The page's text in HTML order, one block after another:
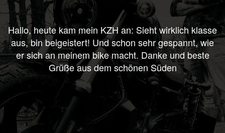
kam mein KZH an: Sieht wirklich klasse
Und schon sehr gespannt, wie
meinem bike macht. Danke und beste
Grüße aus dem schönen Süden
Moin, Ich
neuen
an sich
länger
wäre hätte